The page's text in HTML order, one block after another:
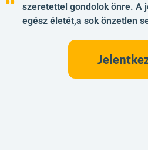
szeretettel gondolok önre. A
egész életét,a sok önzetlen